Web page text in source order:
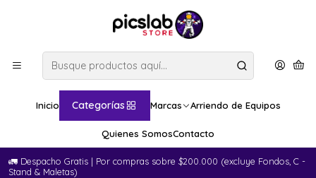
Inicio Categorías Marcas Arriendo de Equipos
Quienes SomosContacto
🚛​ Despacho Gratis | Por compras sobre $200.000 (excluye Fondos, C -
Stand & Maletas)